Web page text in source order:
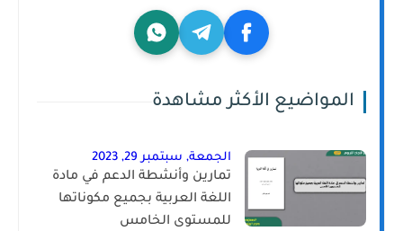
المواضيع الأكثر مشاهدة
الجمعة, سبتمبر 29, 2023
تمارين وأنشطة الدعم في مادة
اللغة العربية بجميع مكوناتها
للمستوى الخامس